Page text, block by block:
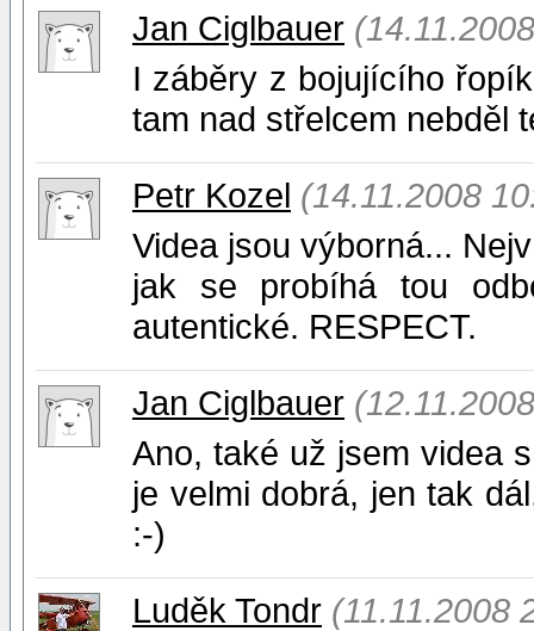
Jan Ciglbauer
I záběry z bojujícího
tam nad střelcem nebděl
Petr Kozel (14.11.2008
Videa jsou výborná...
jak se probíhá tou
autentické. RESPECT.
Jan Ciglbauer
Ano, také už jsem videa
je velmi dobrá, jen tak
:-)
Luděk Tondr (11.11.2008